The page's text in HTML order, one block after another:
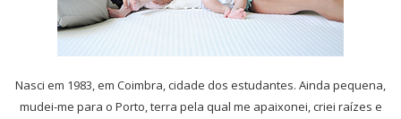
Nasci em 1983, em Coimbra, cidade dos estudantes. Ainda pequena,
mudei-me para o Porto, terra pela qual me apaixonei, criei raízes e